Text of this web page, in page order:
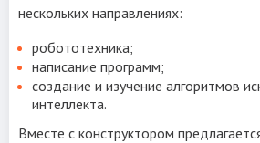
нескольких направлениях:
робототехника;
написание программ;
создание и изучение алгоритмов
интеллекта.
Вместе с конструктором